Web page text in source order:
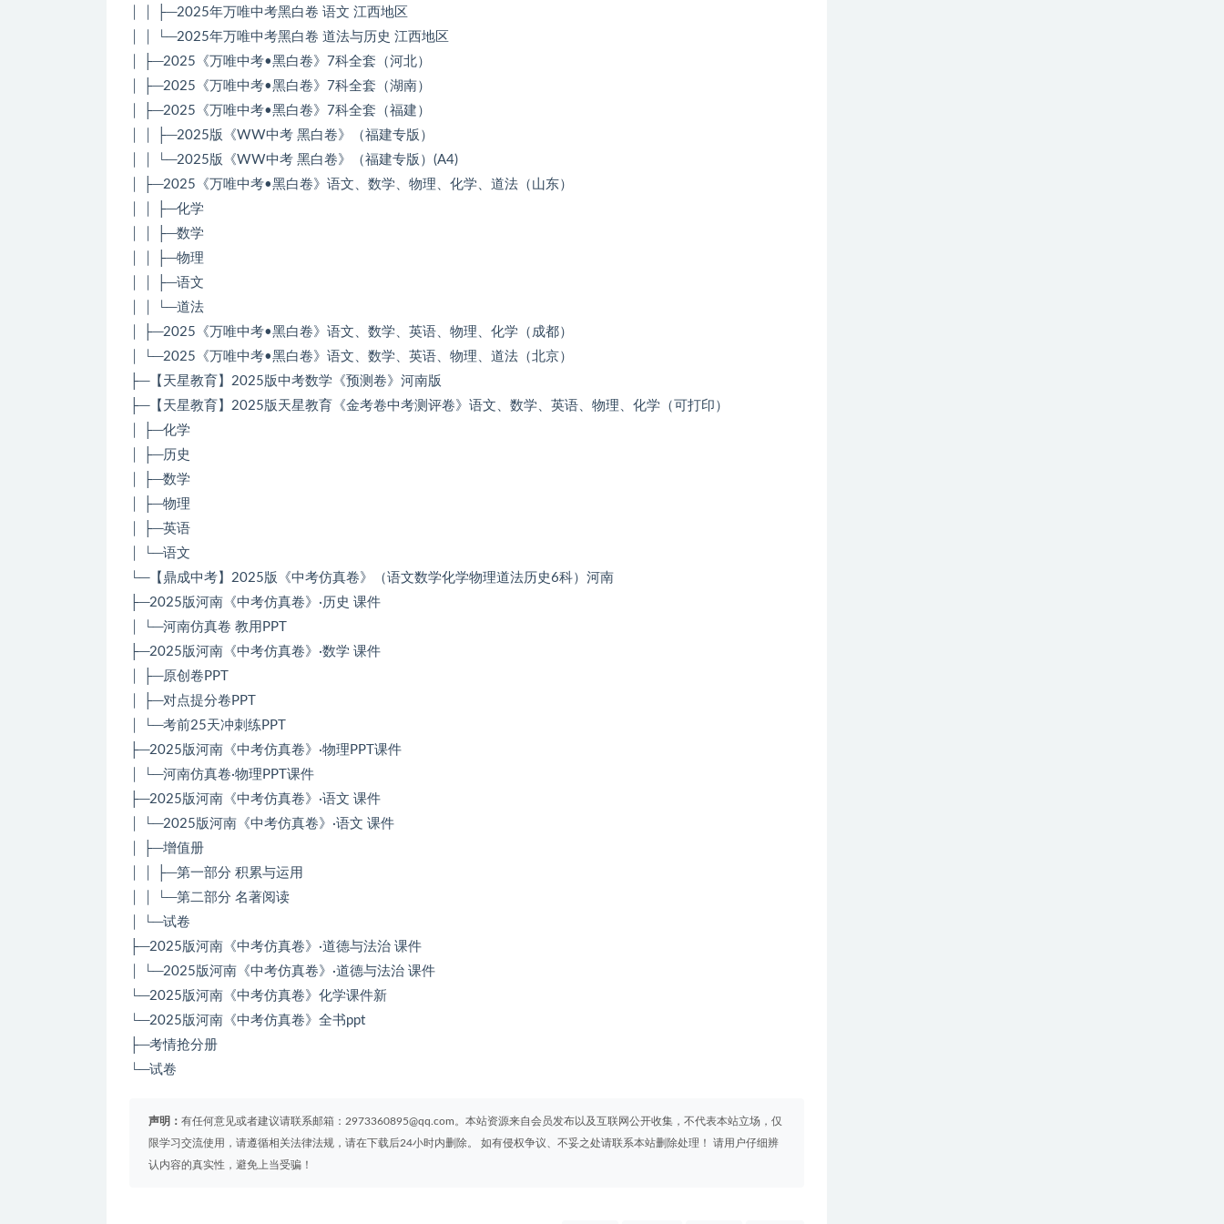
│ │ ├─2025年万唯中考黑白卷 语文 江西地区
│ │ └─2025年万唯中考黑白卷 道法与历史 江西地区
│ ├─2025《万唯中考•黑白卷》7科全套（河北）
│ ├─2025《万唯中考•黑白卷》7科全套（湖南）
│ ├─2025《万唯中考•黑白卷》7科全套（福建）
│ │ ├─2025版《WW中考 黑白卷》（福建专版）
│ │ └─2025版《WW中考 黑白卷》（福建专版）(A4)
│ ├─2025《万唯中考•黑白卷》语文、数学、物理、化学、道法（山东）
│ │ ├─化学
│ │ ├─数学
│ │ ├─物理
│ │ ├─语文
│ │ └─道法
│ ├─2025《万唯中考•黑白卷》语文、数学、英语、物理、化学（成都）
│ └─2025《万唯中考•黑白卷》语文、数学、英语、物理、道法（北京）
├─【天星教育】2025版中考数学《预测卷》河南版
├─【天星教育】2025版天星教育《金考卷中考测评卷》语文、数学、英语、物理、化学（可打印）
│ ├─化学
│ ├─历史
│ ├─数学
│ ├─物理
│ ├─英语
│ └─语文
└─【鼎成中考】2025版《中考仿真卷》（语文数学化学物理道法历史6科）河南
├─2025版河南《中考仿真卷》·历史 课件
│ └─河南仿真卷 教用PPT
├─2025版河南《中考仿真卷》·数学 课件
│ ├─原创卷PPT
│ ├─对点提分卷PPT
│ └─考前25天冲刺练PPT
├─2025版河南《中考仿真卷》·物理PPT课件
│ └─河南仿真卷·物理PPT课件
├─2025版河南《中考仿真卷》·语文 课件
│ └─2025版河南《中考仿真卷》·语文 课件
│ ├─增值册
│ │ ├─第一部分 积累与运用
│ │ └─第二部分 名著阅读
│ └─试卷
├─2025版河南《中考仿真卷》·道德与法治 课件
│ └─2025版河南《中考仿真卷》·道德与法治 课件
└─2025版河南《中考仿真卷》化学课件新
└─2025版河南《中考仿真卷》全书ppt
├─考情抢分册
└─试卷
声明： 有任何意见或者建议请联系邮箱：2973360895@qq.com。本站资源来自会员发布以及互联网公开收集，不代表本站立场，仅
限学习交流使用，请遵循相关法律法规，请在下载后24小时内删除。 如有侵权争议、不妥之处请联系本站删除处理！ 请用户仔细辨
认内容的真实性，避免上当受骗！